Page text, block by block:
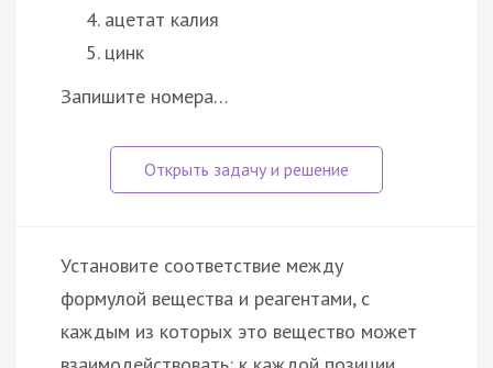
ацетат калия
цинк
Запишите номера…
Установите соответствие между
формулой вещества и реагентами, с
каждым из которых это вещество может